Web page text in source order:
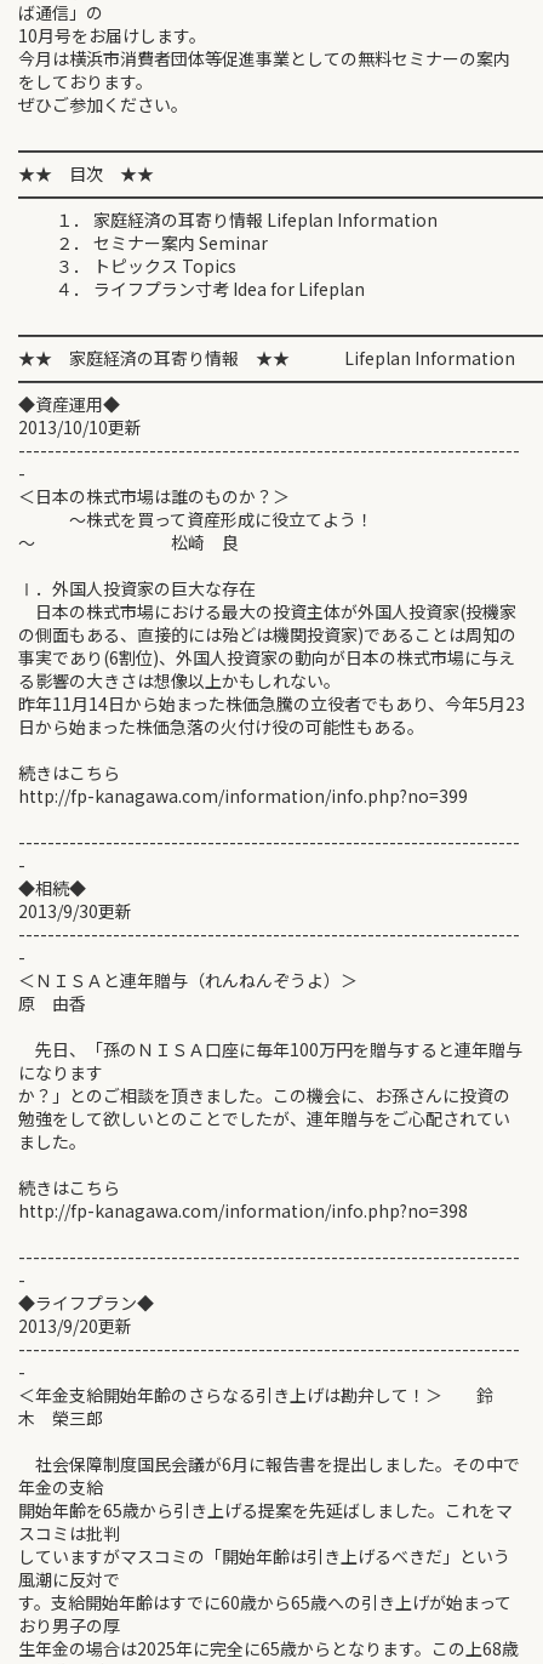
ば通信」の
10月号をお届けします。
今月は横浜市消費者団体等促進事業としての無料セミナーの案内
をしております。
ぜひご参加ください。
★★ 目次 ★★
１． 家庭経済の耳寄り情報 Lifeplan Information
２． セミナー案内 Seminar
３． トピックス Topics
４． ライフプラン寸考 Idea for Lifeplan
★★ 家庭経済の耳寄り情報 ★★ Lifeplan Information
◆資産運用◆
2013/10/10更新
---------------------------------------------------------------------
-
＜日本の株式市場は誰のものか？＞
～株式を買って資産形成に役立てよう！
～ 松崎 良
Ⅰ．外国人投資家の巨大な存在
日本の株式市場における最大の投資主体が外国人投資家(投機家
の側面もある、直接的には殆どは機関投資家)であることは周知の
事実であり(6割位)、外国人投資家の動向が日本の株式市場に与え
る影響の大きさは想像以上かもしれない。
昨年11月14日から始まった株価急騰の立役者でもあり、今年5月23
日から始まった株価急落の火付け役の可能性もある。
続きはこちら
http://fp-kanagawa.com/information/info.php?no=399
---------------------------------------------------------------------
-
◆相続◆
2013/9/30更新
---------------------------------------------------------------------
-
＜ＮＩＳＡと連年贈与（れんねんぞうよ）＞
原 由香
先日、「孫のＮＩＳＡ口座に毎年100万円を贈与すると連年贈与
になります
か？」とのご相談を頂きました。この機会に、お孫さんに投資の
勉強をして欲しいとのことでしたが、連年贈与をご心配されてい
ました。
続きはこちら
http://fp-kanagawa.com/information/info.php?no=398
---------------------------------------------------------------------
-
◆ライフプラン◆
2013/9/20更新
---------------------------------------------------------------------
-
＜年金支給開始年齢のさらなる引き上げは勘弁して！＞ 鈴
木 榮三郎
社会保障制度国民会議が6月に報告書を提出しました。その中で
年金の支給
開始年齢を65歳から引き上げる提案を先延ばしました。これをマ
スコミは批判
していますがマスコミの「開始年齢は引き上げるべきだ」という
風潮に反対で
す。支給開始年齢はすでに60歳から65歳への引き上げが始まって
おり男子の厚
生年金の場合は2025年に完全に65歳からとなります。この上68歳